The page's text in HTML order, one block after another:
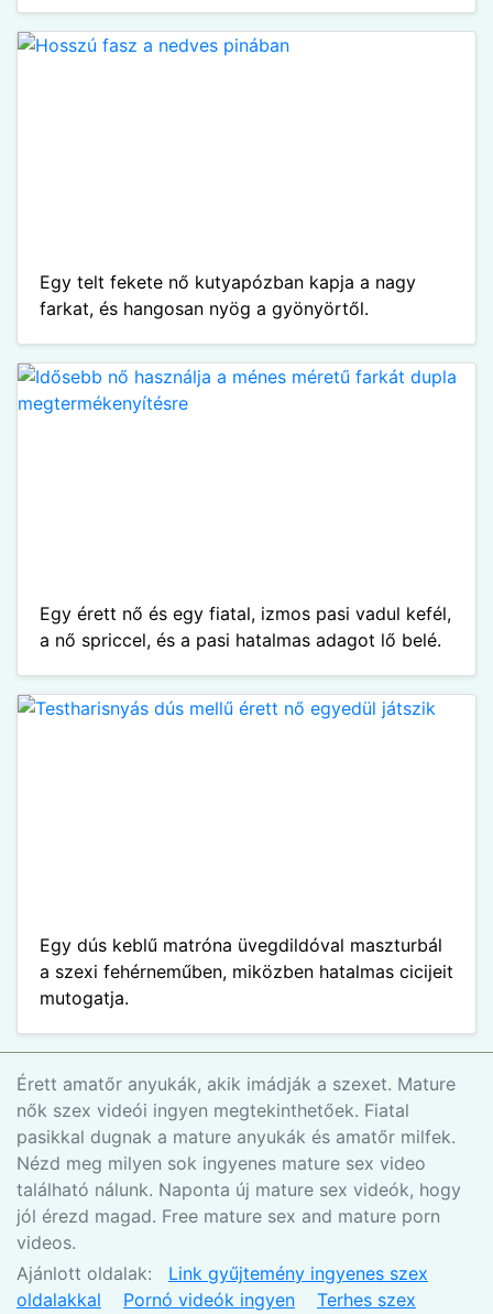
Egy telt fekete nő kutyapózban kapja a nagy
farkat, és hangosan nyög a gyönyörtől.
Egy érett nő és egy fiatal, izmos pasi vadul kefél,
a nő spriccel, és a pasi hatalmas adagot lő belé.
Egy dús keblű matróna üvegdildóval maszturbál
a szexi fehérneműben, miközben hatalmas cicijeit
mutogatja.
Érett amatőr anyukák, akik imádják a szexet. Mature
nők szex videói ingyen megtekinthetőek. Fiatal
pasikkal dugnak a mature anyukák és amatőr milfek.
Nézd meg milyen sok ingyenes mature sex video
található nálunk. Naponta új mature sex videók, hogy
jól érezd magad. Free mature sex and mature porn
videos.
Ajánlott oldalak: Link gyűjtemény ingyenes szex
oldalakkal
Pornó videók ingyen Terhes szex